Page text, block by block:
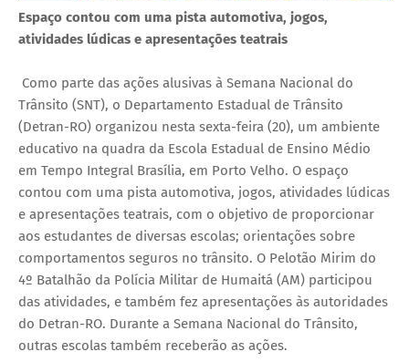
Espaço contou com uma pista automotiva, jogos,
atividades lúdicas e apresentações teatrais
Como parte das ações alusivas à Semana Nacional do
Trânsito (SNT), o Departamento Estadual de Trânsito
(Detran-RO) organizou nesta sexta-feira (20), um ambiente
educativo na quadra da Escola Estadual de Ensino Médio
em Tempo Integral Brasília, em Porto Velho. O espaço
contou com uma pista automotiva, jogos, atividades lúdicas
e apresentações teatrais, com o objetivo de proporcionar
aos estudantes de diversas escolas; orientações sobre
comportamentos seguros no trânsito. O Pelotão Mirim do
4º Batalhão da Polícia Militar de Humaitá (AM) participou
das atividades, e também fez apresentações às autoridades
do Detran-RO. Durante a Semana Nacional do Trânsito,
outras escolas também receberão as ações.